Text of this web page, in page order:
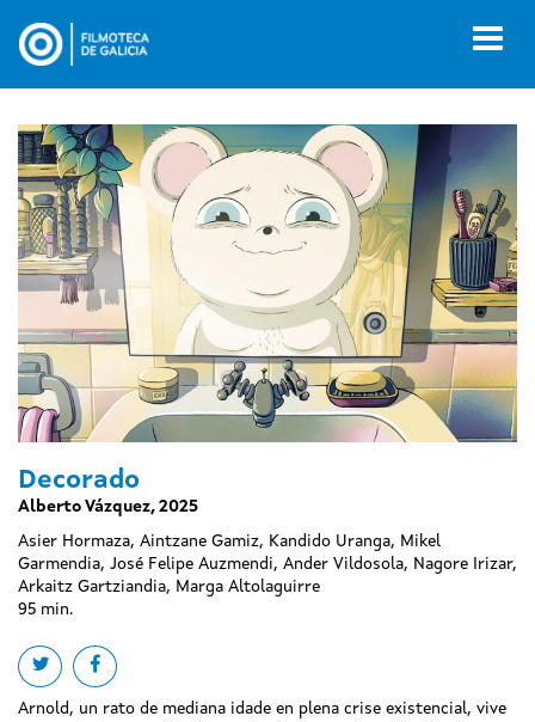
contido
Decorado
Alberto Vázquez, 2025
Asier Hormaza, Aintzane Gamiz, Kandido Uranga, Mikel
Garmendia, José Felipe Auzmendi, Ander Vildosola, Nagore Irizar,
Arkaitz Gartziandia, Marga Altolaguirre
95 min.
Share on twitter
Share on facebook
Arnold, un rato de mediana idade en plena crise existencial, vive